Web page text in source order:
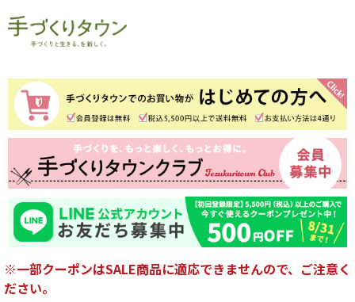
※一部クーポンはSALE商品に適応できませんので、ご注意く
ださい。